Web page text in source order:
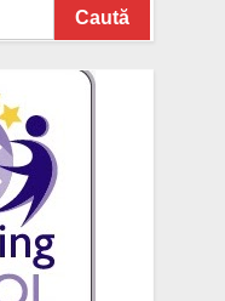
Caută